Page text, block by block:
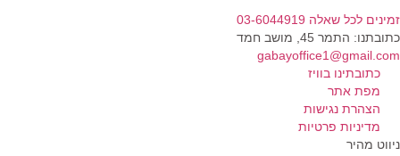
לכל שאלה 03-6044919
התמר 45, מושב חמד​
כתובתינו בוויז
מפת אתר
הצהרת נגישות
מדיניות פרטיות
מהיר